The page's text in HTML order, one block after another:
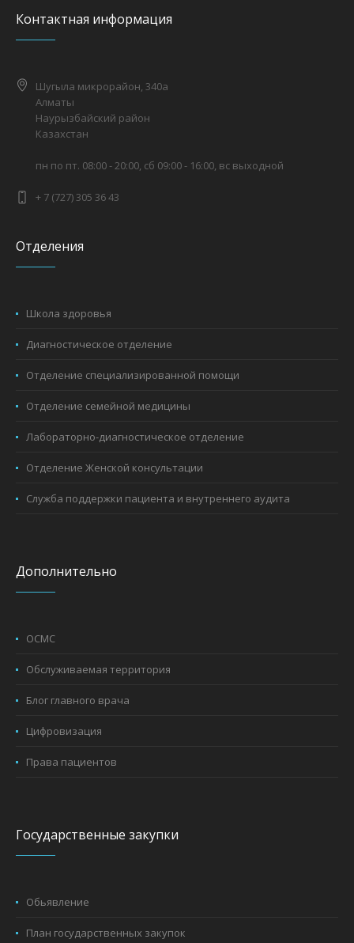
Контактная информация
Шугыла микрорайон, 340а
Алматы
Наурызбайский район
Казахстан
пн по пт. 08:00 - 20:00, сб 09:00 - 16:00, вс выходной
+ 7 (727) 305 36 43
Отделения
Школа здоровья
Диагностическое отделение
Отделение специализированной помощи
Отделение семейной медицины
Лабораторно-диагностическое отделение
Отделение Женской консультации
Служба поддержки пациента и внутреннего аудита
Дополнительно
ОСМС
Обслуживаемая территория
Блог главного врача
Цифровизация
Права пациентов
Государственные закупки
Обьявление
План государственных закупок